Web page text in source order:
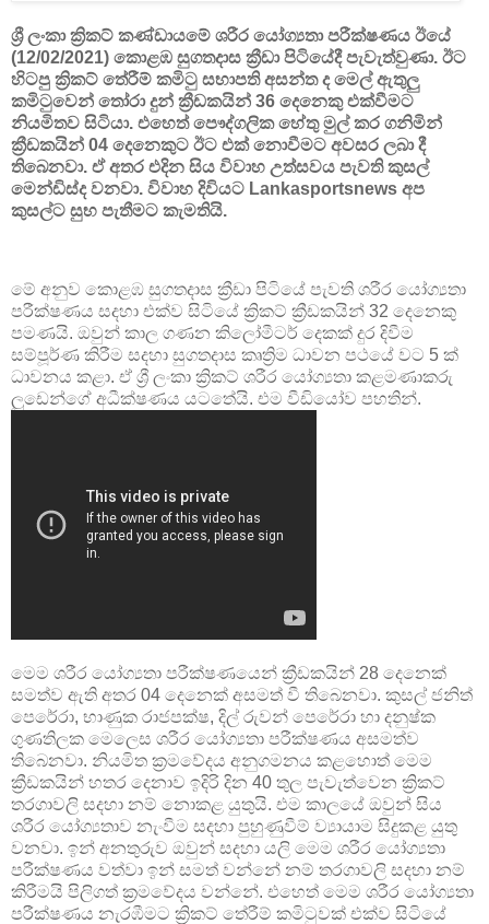
ශ්‍රී ලංකා ක්‍රිකට් කණ්ඩායමේ ශරීර යෝග්‍යතා පරීක්ෂණය ඊයේ
(12/02/2021) කොළඹ සුගතදාස ක්‍රීඩා පිටියේදී පැවැත්වුණා. ඊට
හිටපු ක්‍රිකට් තේරීම් කමිටු සභාපති අසන්ත ද මෙල් ඇතුලු
කමිටුවෙන් තෝරා දුන් ක්‍රීඩකයින් 36 දෙනෙකු එක්වීමට
නියමිතව සිටියා. එහෙත් පෞද්ගලික හේතු මුල් කර ගනිමින්
ක්‍රීඩකයින් 04 දෙනෙකුට ඊට එක් නොවීමට අවසර ලබා දී
තිබෙනවා. ඒ අතර එදින සිය විවාහ උත්සවය පැවති කුසල්
මෙන්ඩිස්ද වනවා. විවාහ දිවියට Lankasportsnews අප
කුසල්ට සුභ පැතීමට කැමතියි.
මේ අනුව කොළඹ සුගතදාස ක්‍රීඩා පිටියේ පැවති ශරීර යෝග්‍යතා
පරීක්ෂණය සදහා එක්ව සිටියේ ක්‍රිකට් ක්‍රීඩකයින් 32 දෙනෙකු
පමණයි. ඔවුන් කාල ගණන කිලෝමීටර් දෙකක් දුර දිවීම
සම්පූර්ණ කිරීම සදහා සුගතදාස කෘත්‍රිම ධාවන පථයේ වට 5 ක්
ධාවනය කළා. ඒ ශ්‍රී ලංකා ක්‍රිකට් ශරීර යෝග්‍යතා කළමණාකරු
ලුඩෙන්ගේ අධීක්ෂණය යටතේයි. එම වීඩියෝව පහතින්.
මෙම ශරීර යෝග්‍යතා පරීක්ෂණයෙන් ක්‍රීඩකයින් 28 දෙනෙක්
සමත්ව ඇති අතර 04 දෙනෙක් අසමත් වී තිබෙනවා. කුසල් ජනිත්
පෙරේරා, භාණුක රාජපක්ෂ, දිල්‍ රුවන් පෙරේරා හා දනුෂ්ක
ගුණතිලක මෙලෙස ශරීර යෝග්‍යතා පරීක්ෂණය අසමත්ව
තිබෙනවා. නියමිත ක්‍රමවේදය අනුගමනය කළහොත් මෙම
ක්‍රීඩකයින් හතර දෙනාව ඉදිරි දින 40 තුල පැවැත්වෙන ක්‍රිකට්
තරගාවලි සදහා නම් නොකළ යුතුයි. එම කාලයේ ඔවුන් සිය
ශරීර යෝග්‍යතාව නැංවීම සදහා පුහුණුවීම් ව්‍යායාම සිදුකළ යුතු
වනවා. ඉන් අනතුරුව ඔවුන් සදහා යලි මෙම ශරීර යෝග්‍යතා
පරීක්ෂණය වත්වා ඉන් සමත් වන්නේ නම් තරගාවලි සදහා නම්
කිරීමයි පිලිගත් ක්‍රමවේදය වන්නේ. එහෙත් මෙම ශරීර යෝග්‍යතා
පරීක්ෂණය නැරඹීමට ක්‍රිකට් තේරීම් කමිටුවක් එක්ව සිටියේ